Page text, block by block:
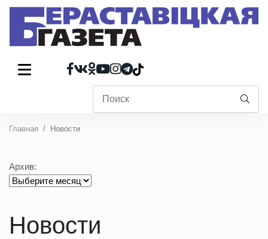
Главная Новости
Архив:
Новости